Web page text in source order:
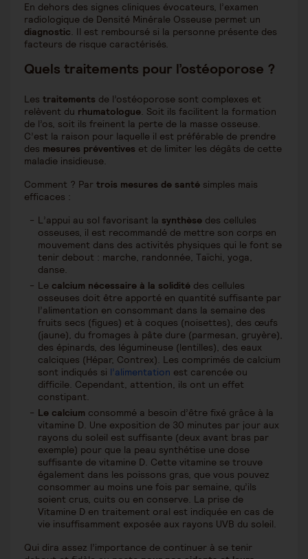
En dehors des signes cliniques évocateurs, l’examen
radiologique de Densité Minérale Osseuse permet un
diagnostic. Il est remboursé si la personne présente des
facteurs de risque caractérisés.
Quels traitements pour l’ostéoporose ?
Les traitements de l’ostéoporose sont complexes et
relèvent du rhumatologue. Soit ils facilitent la formation
de l’os, soit ils freinent la perte de la masse osseuse.
C’est la raison pour laquelle il est préférable de prendre
des mesures préventives et de limiter les dégâts de cette
maladie insidieuse.
Comment ? Par trois mesures de santé simples mais
efficaces :
L’appui au sol favorisant la synthèse des cellules
osseuses, il est recommandé de mettre son corps en
mouvement dans des activités physiques qui le font se
tenir debout : marche, randonnée, Taïchi, yoga,
danse.
Le calcium nécessaire à la solidité des cellules
osseuses doit être apporté en quantité suffisante par
l’alimentation en consommant dans la semaine des
fruits secs (figues) et à coques (noisettes), des œufs
(jaune), du fromages à pâte dure (parmesan, gruyère),
des épinards, des légumineuse (lentilles), des eaux
calciques (Hépar, Contrex). Les comprimés de calcium
sont indiqués si l’alimentation est carencée ou
difficile. Cependant, attention, ils ont un effet
constipant.
Le calcium consommé a besoin d’être fixé grâce à la
vitamine D. Une exposition de 30 minutes par jour aux
rayons du soleil est suffisante (deux avant bras par
exemple) pour que la peau synthétise une dose
suffisante de vitamine D. Cette vitamine se trouve
également dans les poissons gras, que vous pouvez
consommer au moins une fois par semaine, qu’ils
soient crus, cuits ou en conserve. La prise de
Vitamine D en traitement oral est indiquée en cas de
vie insuffisamment exposée aux rayons UVB du soleil.
Qui dira assez l’importance de continuer à se tenir